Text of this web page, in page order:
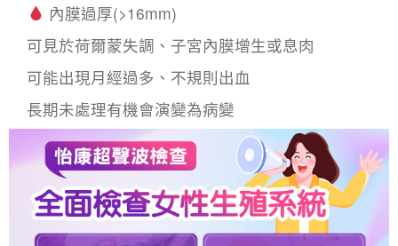
內膜過厚(>16mm)
可見於荷爾蒙失調、子宮內膜增生或息肉
可能出現月經過多、不規則出血
長期未處理有機會演變為病變